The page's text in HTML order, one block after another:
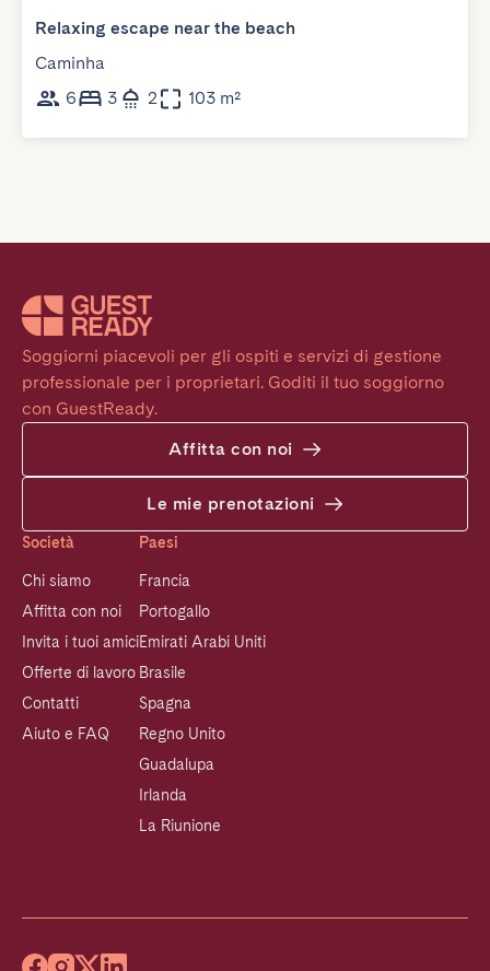
Relaxing escape near the beach
Caminha
6
3 2 103 m²
Soggiorni piacevoli per gli ospiti e servizi di gestione
professionale per i proprietari. Goditi il tuo soggiorno
con GuestReady.
Affitta con noi
Le mie prenotazioni
Società
Chi siamo
Affitta con noi
Invita i tuoi amici
Offerte di lavoro
Contatti
Aiuto e FAQ
Paesi
Francia
Portogallo
Emirati Arabi Uniti
Brasile
Spagna
Regno Unito
Guadalupa
Irlanda
La Riunione